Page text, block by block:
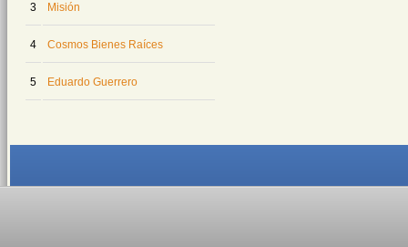
3 Misión
4 Cosmos Bienes Raíces
5 Eduardo Guerrero